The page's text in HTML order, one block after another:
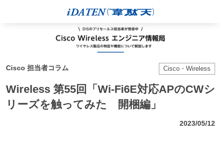
Cisco 担当者コラム Cisco・Wireless
Wireless 第55回「Wi-Fi6E対応APのCWシ
リーズを触ってみた 開梱編」
2023/05/12